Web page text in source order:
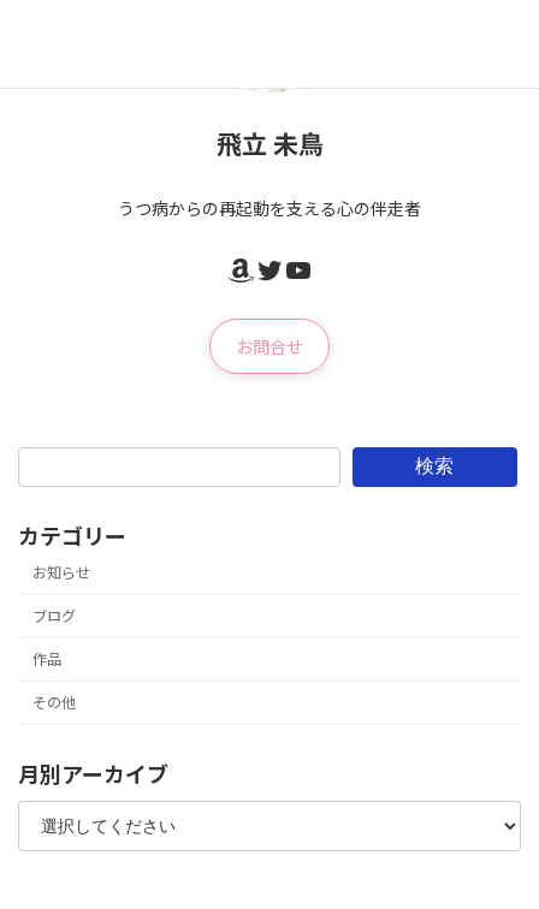
飛立 未鳥
うつ病からの再起動を支える心の伴走者
Amazon
Twitter
YouTube
お問合せ
検索
カテゴリー
お知らせ
ブログ
作品
その他
月別アーカイブ